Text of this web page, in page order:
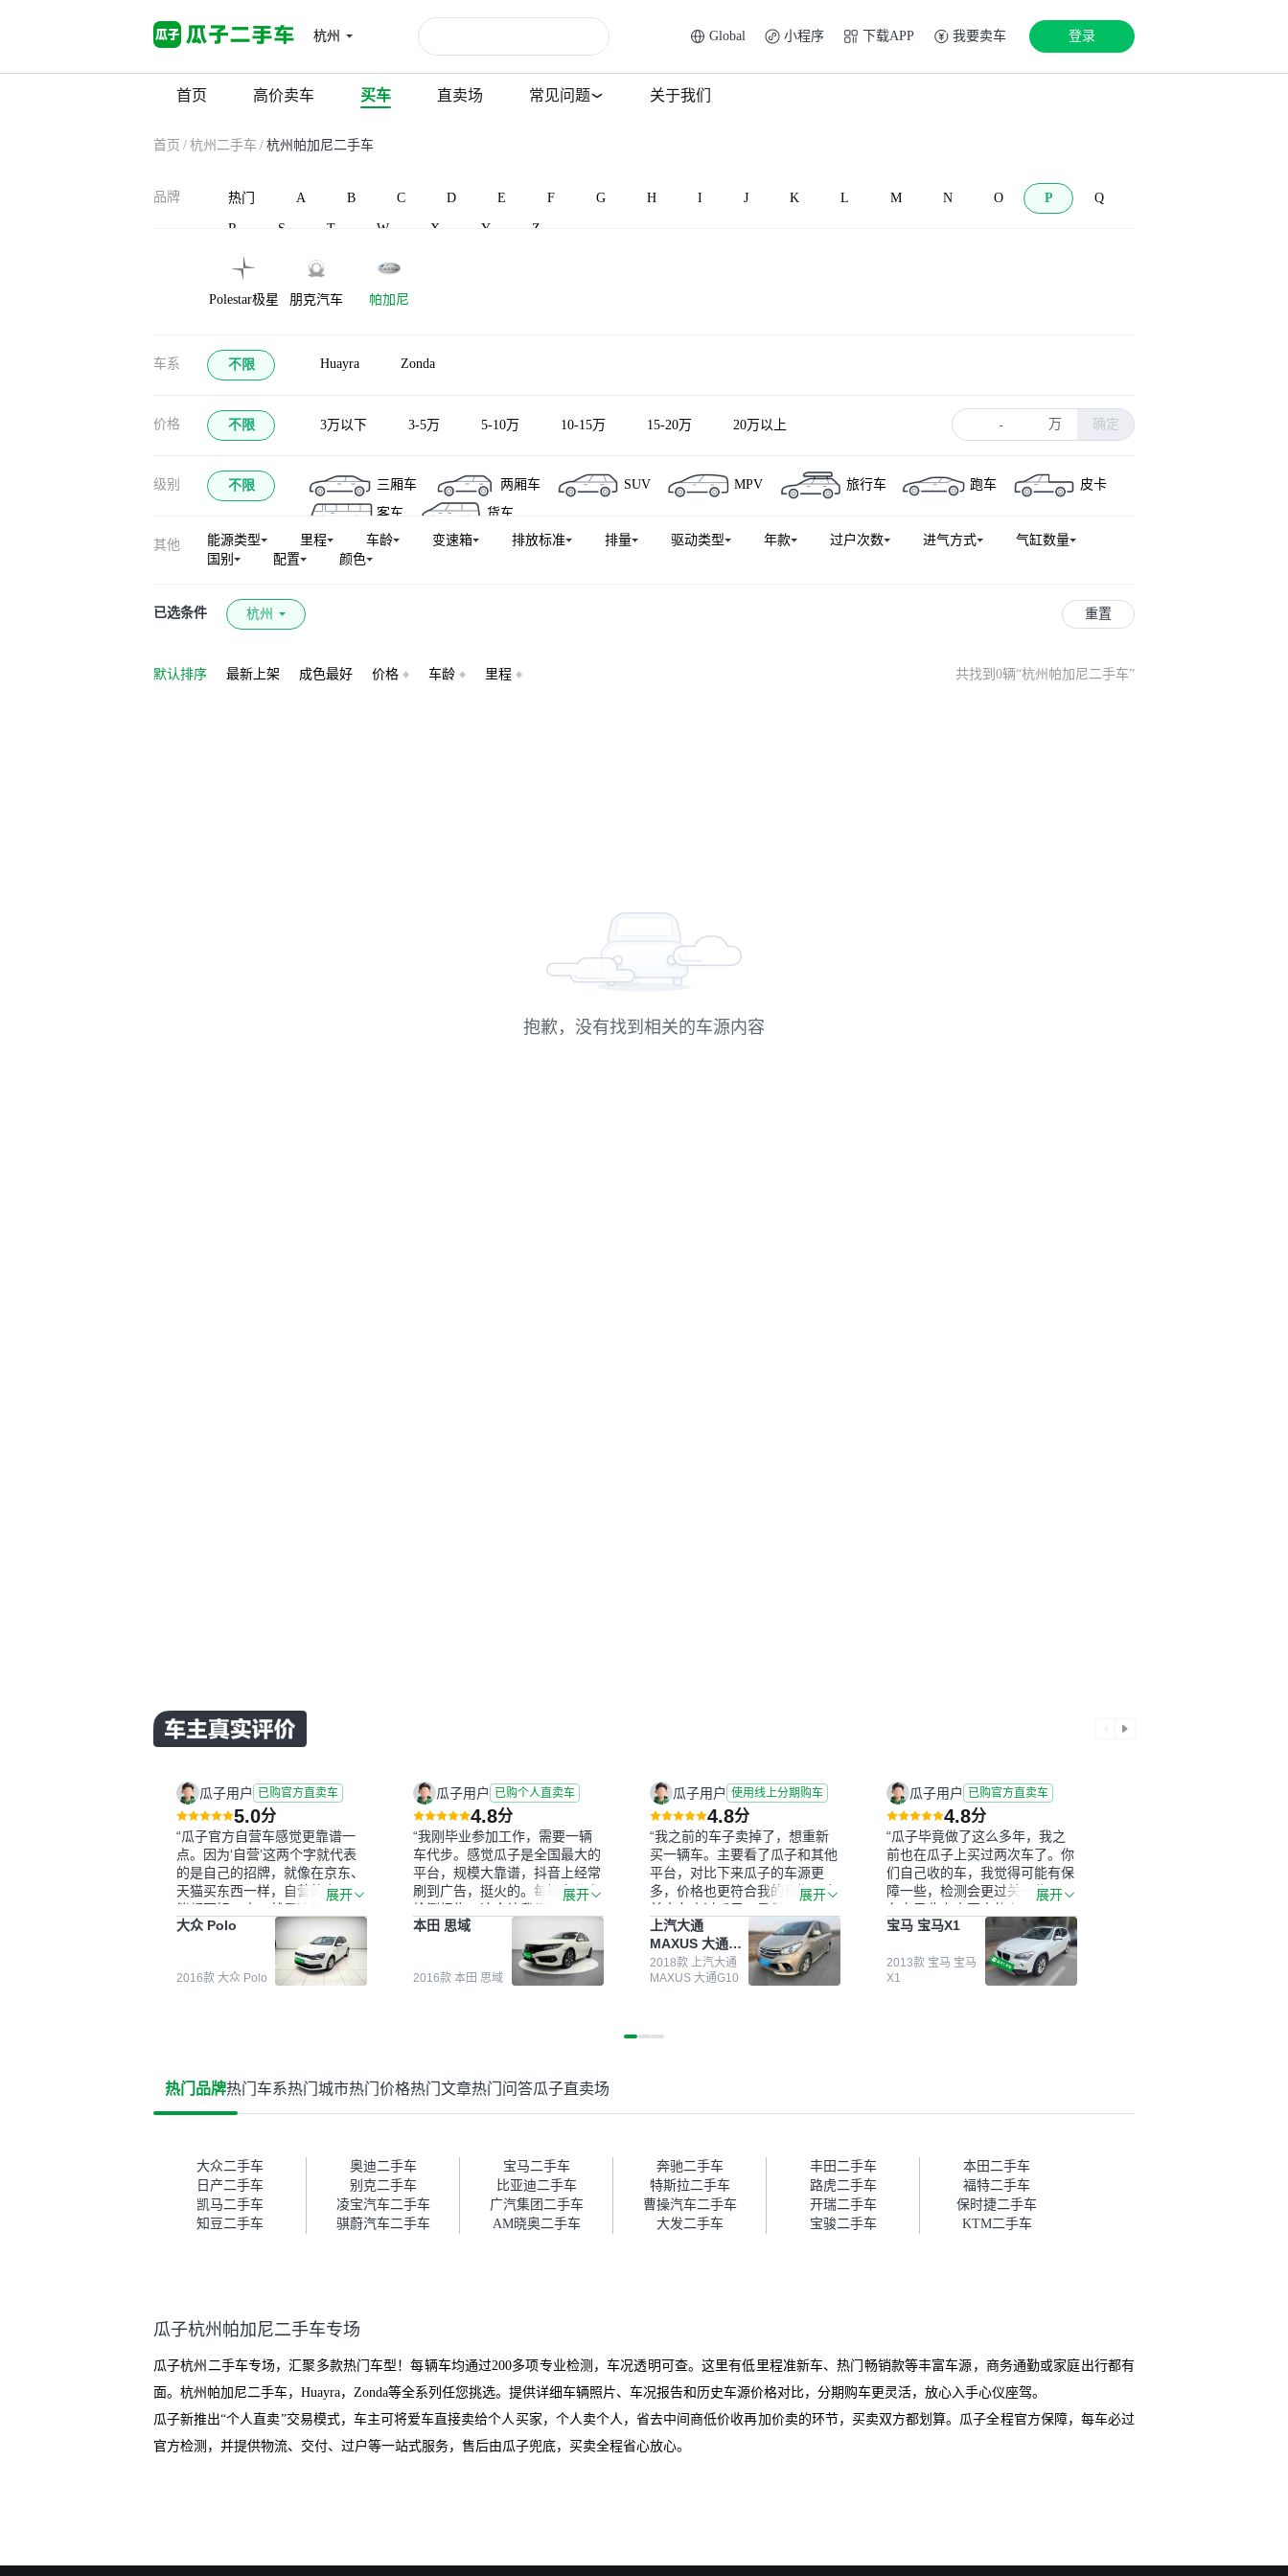
杭州 Global 小程序 下载APP 我要卖车 登录
首页 高价卖车 买车 直卖场 常见问题 关于我们
首页 / 杭州二手车 / 杭州帕加尼二手车
品牌 热门 A B C D E F G H I J K L M N O P Q
R S T W X Y Z
Polestar极星 朋克汽车 帕加尼
车系 不限 Huayra Zonda
价格 不限 3万以下 3-5万 5-10万 10-15万 15-20万 20万以上 - 万 确定
级别 不限 三厢车 两厢车 SUV MPV 旅行车 跑车
皮卡
客车
货车
其他 能源类型 里程 车龄 变速箱 排放标准 排量 驱动类型 年款 过户次数 进气方式
气缸数量
国别
配置 颜色
已选条件 杭州 重置
默认排序 最新上架 成色最好 价格 车龄 里程 共找到0辆“杭州帕加尼二手车”
抱歉，没有找到相关的车源内容
瓜子用户 已购官方直卖车
5.0分
“瓜子官方自营车感觉更靠谱一
点。因为‘自营’这两个字就代表
的是自己的招牌，就像在京东、
天猫买东西一样，自营的东西可
能都要好一点。就是这种刻板印
象吧。一开始买二手车的时候，
我确实有担心过事故车、泡水车
这些问题。瓜子的检测报告其实
并不能完全打消顾虑，因为我也
果跟你们的报告是符合的，所以
这次车况没问题。购车流程挺快
车。去之前我提前跟交接人员说
好，到了之后要当着我的面再做
一次复检，你们也安排了师傅，
服务可以，速度很快。体验下来
自营车的感觉是要比个人车好一
我协商，主动权在平台手里。”
展开
大众 Polo
2016款 大众 Polo
瓜子用户 已购个人直卖车
4.8分
“我刚毕业参加工作，需要一辆
车代步。感觉瓜子是全国最大的
平台，规模大靠谱，抖音上经常
刷到广告，挺火的。每辆车都有
检测报告，这个让我很放心。去
外面买车全凭卖家一张嘴，不敢
买。我买了本田思域，白色，过
户次数少，公里数符合，虽然价
格比我心理预期略高一点，但瓜
价格比车商那便宜，车况也有检
展开
本田 思域
2016款 本田 思域
瓜子用户 使用线上分期购车
4.8分
“我之前的车子卖掉了，想重新
买一辆车。主要看了瓜子和其他
平台，对比下来瓜子的车源更
多，价格也更符合我的预期。之
前卖车来过瓜子，虽然价格没谈
成，但APP一直留着。瓜子毕竟
是大平台，整体印象还好。我最
终买了一台上汽大通，18年的
车，公里数9万多，符合我的要
捷，其他平台的分期需要到当地
障。”
展开
上汽大通
MAXUS 大通
G10
2018款 上汽大通
MAXUS 大通G10
瓜子用户 已购官方直卖车
4.8分
“瓜子毕竟做了这么多年，我之
前也在瓜子上买过两次车了。你
们自己收的车，我觉得可能有保
障一些，检测会更过关一些。平
台自己收上来再卖的车，应该更
可靠。我买的是宝马X1，主要看
中它的价格和公里数比较合适。
另外，瓜子承诺无火烧、无事
故、无泡水、无调表，在平台自
帮我谈价。自营车我讲过价，最
后是通过花一块钱买优惠券的方
式，便宜了800块钱成交。”
展开
宝马 宝马X1
2013款 宝马 宝马
X1
热门品牌热门车系热门城市热门价格热门文章热门问答瓜子直卖场
大众二手车 奥迪二手车 宝马二手车 奔驰二手车 丰田二手车
本田二手车
日产二手车
别克二手车 比亚迪二手车 特斯拉二手车 路虎二手车
福特二手车
凯马二手车
凌宝汽车二手车 广汽集团二手车 曹操汽车二手车 开瑞二手车
保时捷二手车
知豆二手车
骐蔚汽车二手车 AM晓奥二手车 大发二手车 宝骏二手车 KTM二手车
瓜子杭州帕加尼二手车专场
瓜子杭州二手车专场，汇聚多款热门车型！每辆车均通过200多项专业检测，车况透明可查。这里有低里程准新车、热门畅销款等丰富车源，商务通勤或家庭出行都有
面。杭州帕加尼二手车，Huayra，Zonda等全系列任您挑选。提供详细车辆照片、车况报告和历史车源价格对比，分期购车更灵活，放心入手心仪座驾。
瓜子新推出“个人直卖”交易模式，车主可将爱车直接卖给个人买家，个人卖个人，省去中间商低价收再加价卖的环节，买卖双方都划算。瓜子全程官方保障，每车必过
官方检测，并提供物流、交付、过户等一站式服务，售后由瓜子兜底，买卖全程省心放心。